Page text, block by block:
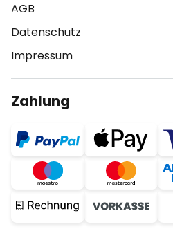
AGB
Datenschutz
Impressum
Zahlung